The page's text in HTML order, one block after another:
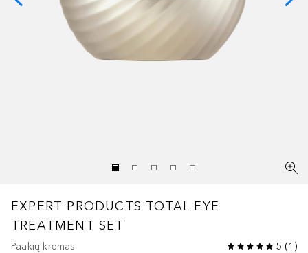
EXPERT PRODUCTS TOTAL EYE
TREATMENT SET
Paakių kremas 5 (1 )